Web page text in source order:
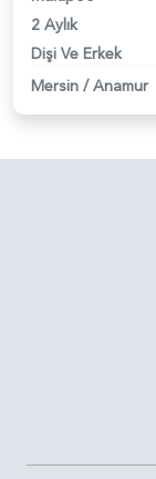
2 Aylık
Dişi Ve Erkek
Mersin /Anamur